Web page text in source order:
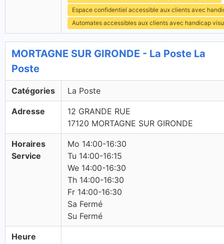
Espace confidentiel accessible aux clients avec
Automates accessibles aux clients avec handicap
MORTAGNE SUR GIRONDE - La Poste La
Poste
Catégories La Poste
Adresse
12 GRANDE RUE
17120 MORTAGNE SUR GIRONDE
Horaires
Service
Mo 14:00-16:30
Tu 14:00-16:15
We 14:00-16:30
Th 14:00-16:30
Fr 14:00-16:30
Sa Fermé
Su Fermé
Heure